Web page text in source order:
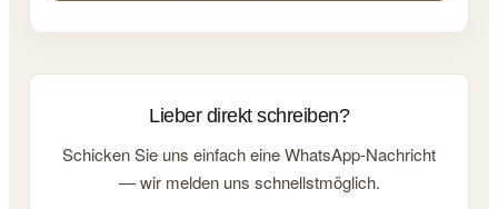
Lieber direkt schreiben?
Schicken Sie uns einfach eine WhatsApp-Nachricht
— wir melden uns schnellstmöglich.